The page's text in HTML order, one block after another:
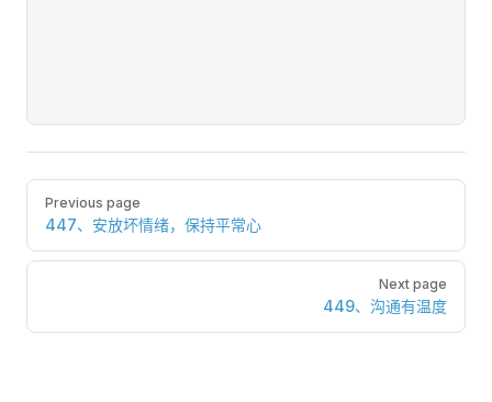
Pager
Previous page
447、安放坏情绪，保持平常心
Next page
449、沟通有温度